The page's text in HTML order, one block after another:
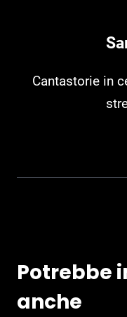
Cantastorie in
Potrebbe
anche